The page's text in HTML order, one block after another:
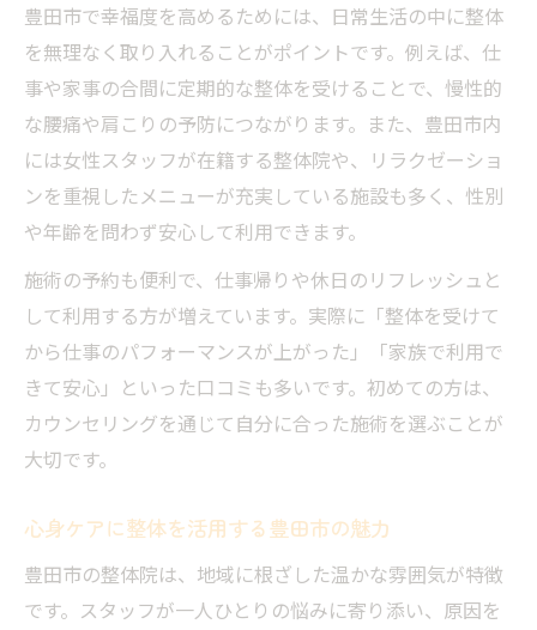
豊田市で幸福度を高めるためには、日常生活の中に整体
を無理なく取り入れることがポイントです。例えば、仕
事や家事の合間に定期的な整体を受けることで、慢性的
な腰痛や肩こりの予防につながります。また、豊田市内
には女性スタッフが在籍する整体院や、リラクゼーショ
ンを重視したメニューが充実している施設も多く、性別
や年齢を問わず安心して利用できます。
施術の予約も便利で、仕事帰りや休日のリフレッシュと
して利用する方が増えています。実際に「整体を受けて
から仕事のパフォーマンスが上がった」「家族で利用で
きて安心」といった口コミも多いです。初めての方は、
カウンセリングを通じて自分に合った施術を選ぶことが
大切です。
心身ケアに整体を活用する豊田市の魅力
豊田市の整体院は、地域に根ざした温かな雰囲気が特徴
です。スタッフが一人ひとりの悩みに寄り添い、原因を